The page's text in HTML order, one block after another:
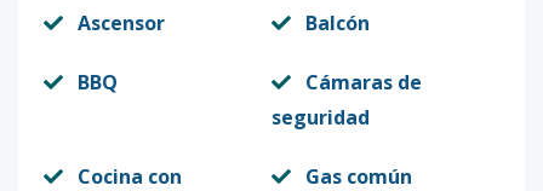
Ascensor Balcón
BBQ
Cámaras de
seguridad
Cocina con
Gas común